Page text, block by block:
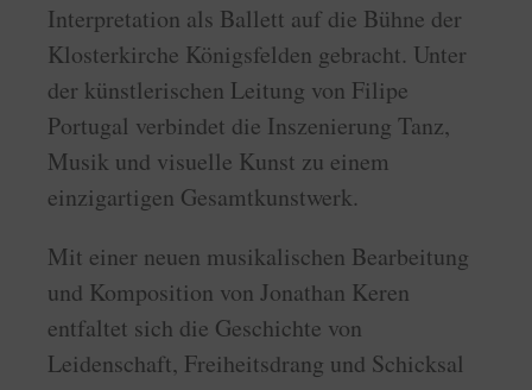
Interpretation als Ballett auf die Bühne der
Klosterkirche Königsfelden gebracht. Unter
der künstlerischen Leitung von Filipe
Portugal verbindet die Inszenierung Tanz,
Musik und visuelle Kunst zu einem
einzigartigen Gesamtkunstwerk.
Mit einer neuen musikalischen Bearbeitung
und Komposition von Jonathan Keren
entfaltet sich die Geschichte von
Leidenschaft, Freiheitsdrang und Schicksal